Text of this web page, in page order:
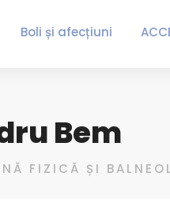
Boli și afecțiuni
Bem
FIZICĂ ȘI